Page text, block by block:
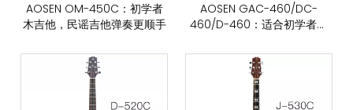
AOSEN OM-450C：初学者
木吉他，民谣吉他弹奏更顺手
AOSEN GAC-460/DC-
460/D-460：适合初学者优